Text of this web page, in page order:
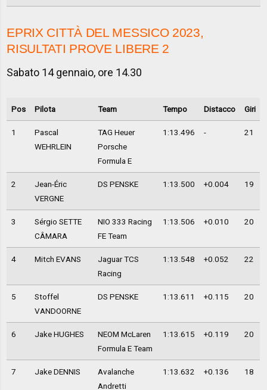
EPRIX CITTÀ DEL MESSICO 2023,
RISULTATI PROVE LIBERE 2
Sabato 14 gennaio, ore 14.30
Pos Pilota Team Tempo Distacco Giri
1
Pascal
WEHRLEIN
TAG Heuer
Porsche
Formula E
1:13.496 - 21
2
Jean-Éric
VERGNE
DS PENSKE 1:13.500 +0.004 19
3
Sérgio SETTE
CÂMARA
NIO 333 Racing
FE Team
1:13.506 +0.010 20
4 Mitch EVANS
Jaguar TCS
Racing
1:13.548 +0.052 22
5
Stoffel
VANDOORNE
DS PENSKE 1:13.611 +0.115 20
6 Jake HUGHES
NEOM McLaren
Formula E Team
1:13.615 +0.119 20
7 Jake DENNIS
Avalanche
Andretti
1:13.632 +0.136 18